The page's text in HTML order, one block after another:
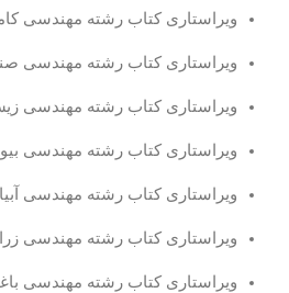
ویراستاری کتاب رشته مهندسی
ویراستاری کتاب رشته مهندسی
ویراستاری کتاب رشته مهندسی
ویراستاری کتاب رشته مهندسی
ویراستاری کتاب رشته مهندسی
ویراستاری کتاب رشته مهندسی
ویراستاری کتاب رشته مهندسی